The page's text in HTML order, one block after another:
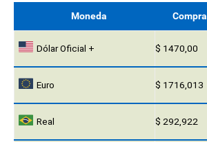
Moneda Compra
Dólar Oficial + $ 1470,00
Euro $ 1716,013
Real $ 292,922